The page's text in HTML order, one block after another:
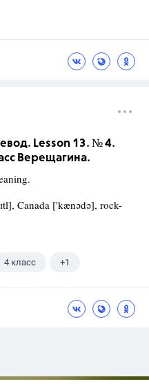
Lesson 13. № 4.
Верещагина.
Canada ['kænədə], rock-
4 класс +1